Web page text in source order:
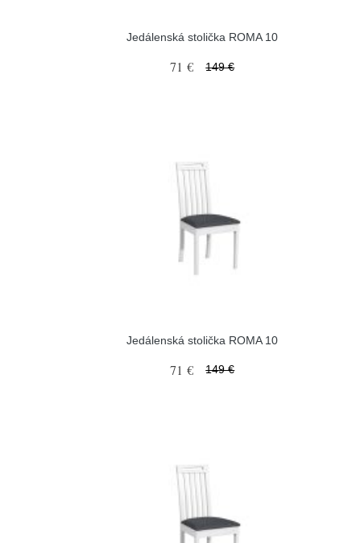
Jedálenská stolička ROMA 10
71 € 149 €
Jedálenská stolička ROMA 10
71 € 149 €